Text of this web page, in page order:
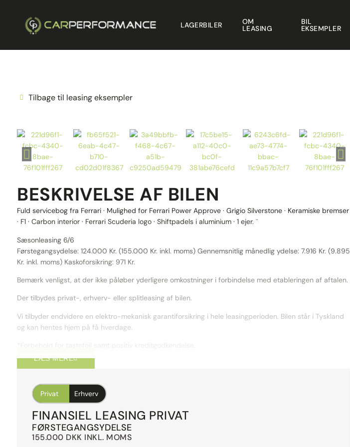
LAGERBILER OM
LEASING
BIL
EKSEMPLER
Tilbage til leasing eksempler
BESKRIVELSE AF BILEN
Fuld servicebog fra Ferrari · Mulighed for Ferrari Power Approve · Grigio Silverstone · Keramiske bremser
· F1 · Carbon interior · Ferrari Scuderia logo · Shiftpadels i aluminium · 1 ejer. ¨
Sæsonleasing 6/6
Førstegangsydelse: 124.000 Kr. (155.000 Kr. inkl. moms) Gennemsnitlig månedlig ydelse: 7.916 Kr. (9.895
Kr. inkl. moms) Kaskoforsikring: 971 Kr.
Bemærk venligst, at der ikke påløber yderligere omkostninger i forbindelse med etableringen af aftalen.
Der tilbydes privat-, erhverv- eller splitleasing af bilen.
Vi tilbyder endvidere en elektro-mekanisk garantiforsikring i hele leasingperioden. Bilen står i Tyskland
og kan hentes hjem på få hverdage.
LÆS MERE
Privat Erhverv
FINANSIEL LEASING PRIVAT
FØRSTEGANGSYDELSE
155.000 DKK INKL. MOMS